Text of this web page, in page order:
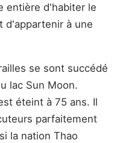
entière d'habiter le
d'appartenir à une
se sont succédé
lac Sun Moon.
éteint à 75 ans. Il
parfaitement
la nation Thao